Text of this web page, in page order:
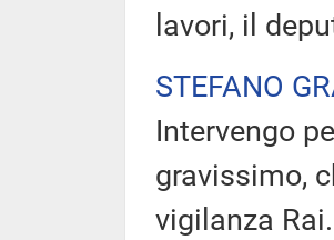
lavori, il
STEFANO
Intervengo
gravissimo,
vigilanza